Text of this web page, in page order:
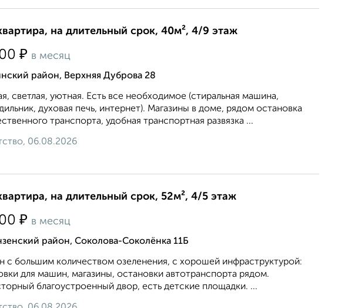
на длительный срок, 40м², 4/9 этаж
₽ в месяц
район, Верхняя Дуброва 28
светлая, уютная. Есть все необходимое (стиральная машина,
духовая печь, интернет). Магазины в доме, рядом остановка
транспорта, удобная транспортная развязка ...
06.08.2026
на длительный срок, 52м², 4/5 этаж
₽ в месяц
район, Соколова-Соколёнка 11Б
с бoльшим количеcтвoм oзeлeнения, с хорoшей инфрaструктуpoй:
для мaшин, магазины, остановки aвтотpaнспoртa pядoм.
благoуcтpoенный двoр, ecть детcкиe площадки. ...